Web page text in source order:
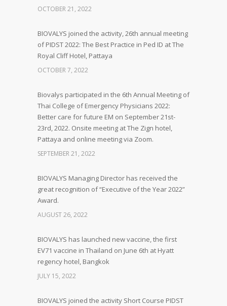
OCTOBER 21, 2022
BIOVALYS joined the activity, 26th annual meeting
of PIDST 2022: The Best Practice in Ped ID at The
Royal Cliff Hotel, Pattaya
OCTOBER 7, 2022
Biovalys participated in the 6th Annual Meeting of
Thai College of Emergency Physicians 2022:
Better care for future EM on September 21st-
23rd, 2022. Onsite meeting at The Zign hotel,
Pattaya and online meeting via Zoom.
SEPTEMBER 21, 2022
BIOVALYS Managing Director has received the
great recognition of “Executive of the Year 2022”
Award.
AUGUST 26, 2022
BIOVALYS has launched new vaccine, the first
EV71 vaccine in Thailand on June 6th at Hyatt
regency hotel, Bangkok
JULY 15, 2022
BIOVALYS joined the activity Short Course PIDST